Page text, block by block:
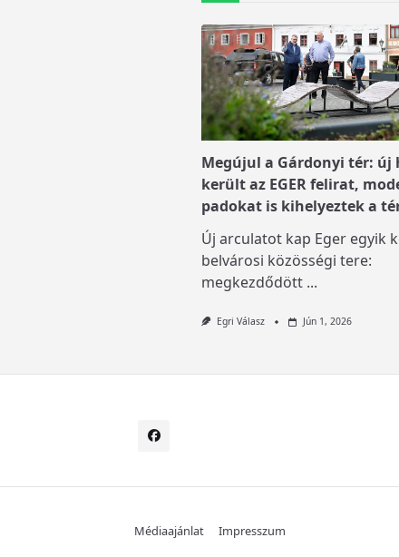
Megújul a Gárdonyi tér: új
került az EGER felirat,
padokat is kihelyeztek a
Új arculatot kap Eger egyik
belvárosi közösségi tere:
megkezdődött ...
Egri Válasz Jún 1, 2026
Médiaajánlat Impresszum